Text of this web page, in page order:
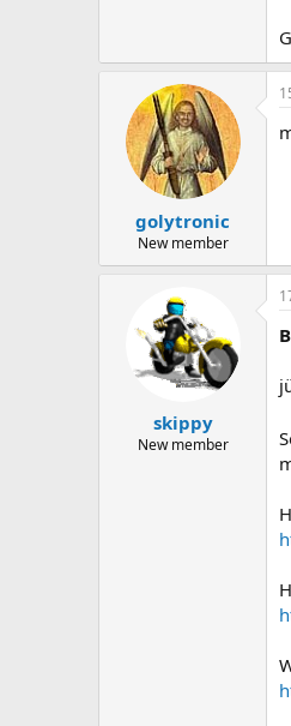
golytronic
New member
skippy
New member